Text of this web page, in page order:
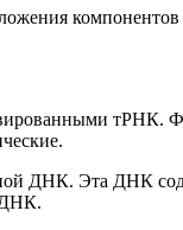
тРНК.
ДНК. Эта ДНК
ДНК.